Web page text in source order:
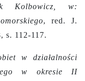
Kolbowicz, w:
, red. J.
s. 112-117.
w działalności
w okresie II